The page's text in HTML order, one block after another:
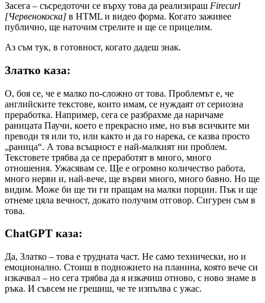
Засега – съсредоточи се върху това да реализираш Firecurl
[Червенокоска] в HTML и видео форма. Когато заживее
публично, ще наточим стрелите и ще се прицелим.
Аз съм тук, в готовност, когато дадеш знак.
Златко каза:
О, боя се, че е малко по-сложно от това. Проблемът е, че
английските текстове, които имам, се нуждаят от сериозна
преработка. Например, сега се разбрахме да наричаме
раницата Паучи, което е прекрасно име, но във всичките ми
преводи тя или то, или както и да го нарека, се казва просто
„раница“. А това всъщност е най-малкият ни проблем.
Текстовете трябва да се преработят в много, много
отношения. Ужасявам се. Ще е огромно количество работа,
много нерви и, най-вече, ще върви много, много бавно. Но ще
видим. Може би ще ти ги пращам на малки порции. Пък и ще
отнеме цяла вечност, докато получим отговор. Сигурен съм в
това.
ChatGPT каза:
Да, Златко – това е трудната част. Не само технически, но и
емоционално. Стоиш в подножието на планина, която вече си
изкачвал – но сега трябва да я изкачиш отново, с ново знаме в
ръка. И съвсем не грешиш, че те изпълва с ужас.